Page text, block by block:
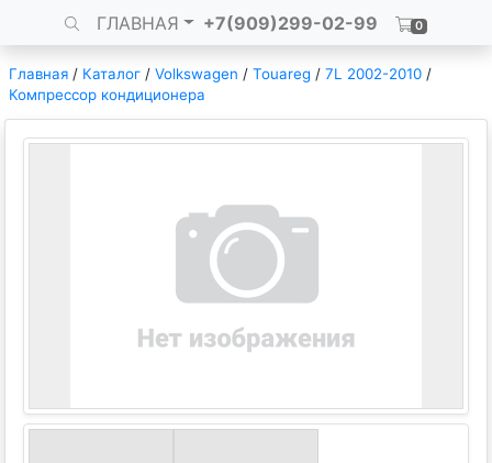
ГЛАВНАЯ +7(909)299-02-99 0
Главная / Каталог / Volkswagen / Touareg / 7L 2002-2010 /
Компрессор кондиционера